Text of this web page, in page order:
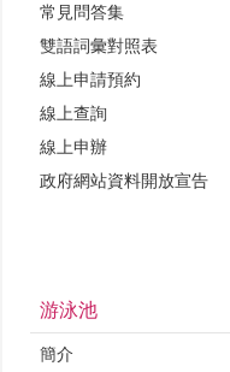
常見問答集
雙語詞彙對照表
線上申請預約
線上查詢
線上申辦
政府網站資料開放宣告
游泳池
簡介